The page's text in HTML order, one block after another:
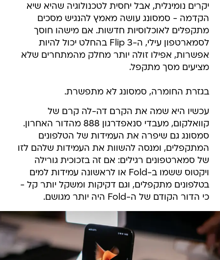
יקרים נומינלית, אבל יחסית לטכנולוגיה שהיא שיא
הקדמה - סמסונג עושה מאמץ להנגיש מסכים
מתקפלים לאוכלוסיות חדשות. אם מישהו חוסך
לסמארטפון עילי, ה-Flip 3 בהחלט יכול להיות
אפשרות, אפילו זולה יותר מחלק מהמתחרים שלא
מציעים מסך מתקפל.
בגזרת החומרה, סמסונג לא מתפשרת.
עכשיו היא שמה את הקרם דה-לה קרם של
קוואלקום, מעבדי סנאפדרגון 888 מהדור האחרון.
סמסונג גם שיפרה את העמידות של הטלפונים
המתקפלים, ומנסה להשוות את העמידות שלהם לזו
של סמארטפונים רגילים: אם זה בזכוכית גורילה
ויקטוס ששמו ב-Fold או לראשונה עמידות למים
בטלפונים מתקפלים, וגם דקיקות ומשקל יותר קל -
כי הדור הקודם של ה-Fold היה יותר מגושם.